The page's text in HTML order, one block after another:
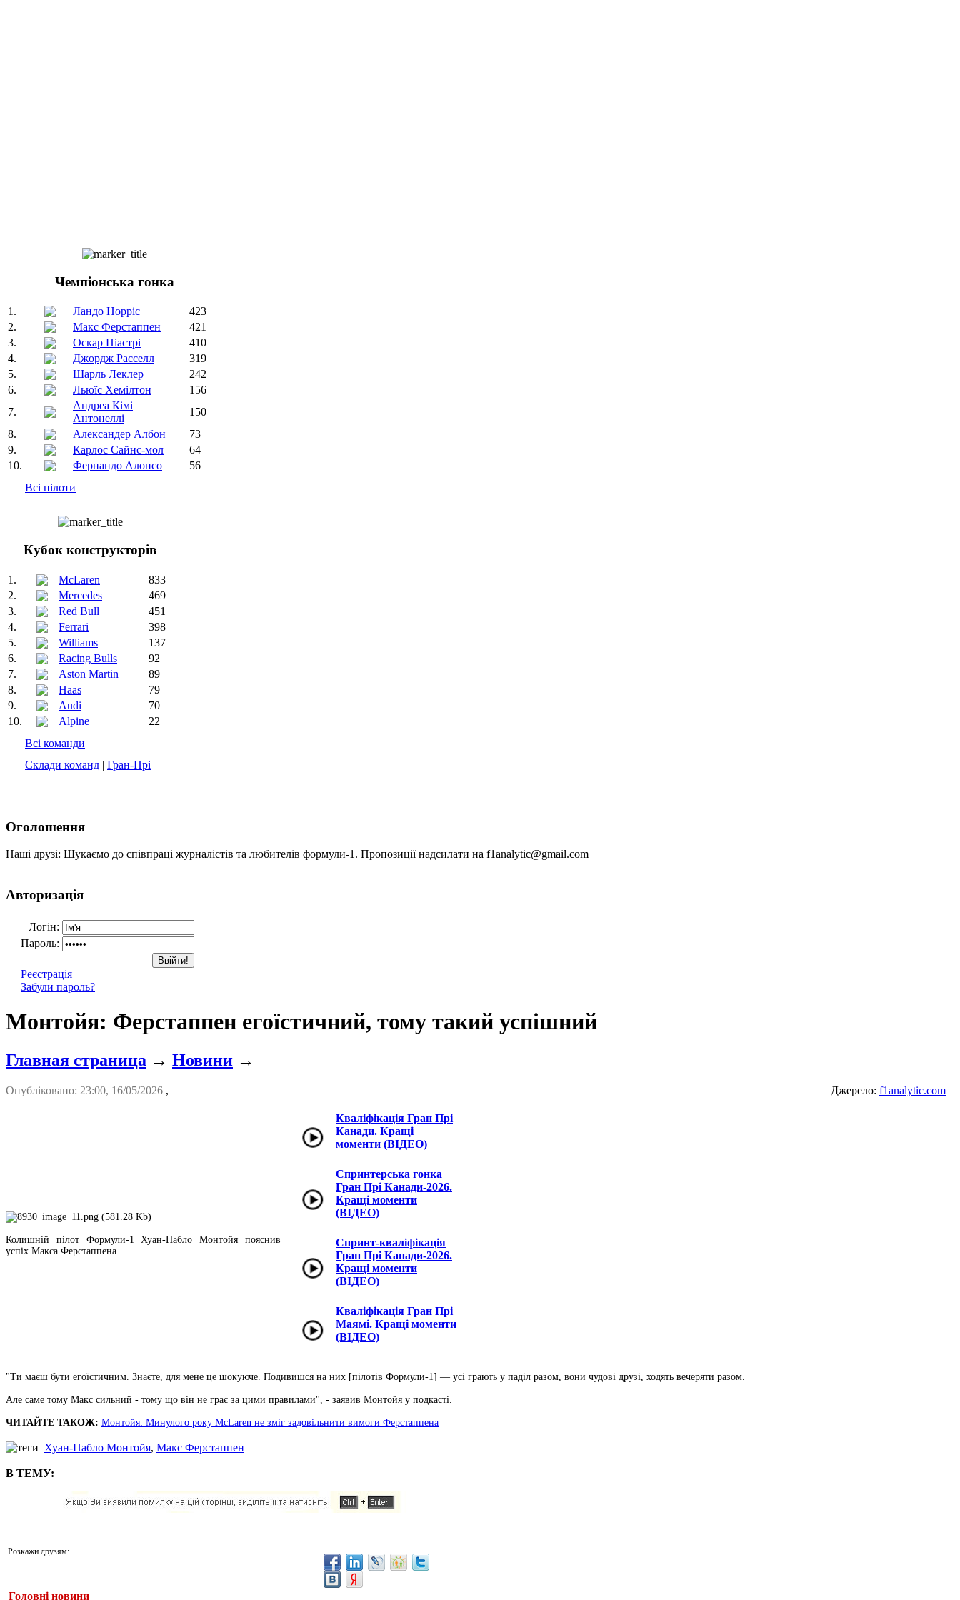
Чемпіонська гонка
1. Ландо Норріс
423
2.
Макс Ферстаппен
421
3.
Оскар Піастрі
410
4.
Джордж Расселл
319
5.
Шарль Леклер
242
6.
Льюїс Хемілтон
156
7.
Андреа Кімі
Антонеллі
150
8.
Александер Албон
73
9.
Карлос Сайнс-мол
64
10.
Фернандо Алонсо
56
Всі пілоти
Кубок конструкторів
1. McLaren
833
2.
Mercedes
469
3.
Red Bull
451
4.
Ferrari
398
5.
Williams
137
6.
Racing Bulls
92
7.
Aston Martin
89
8.
Haas
79
9.
Audi
70
10.
Alpine
22
Всі команди
Склади команд | Гран-Прі
Оголошення
Наші друзі: Шукаємо до співпраці журналістів та любителів формули-1. Пропозиції надсилати на f1analytic@gmail.com
Авторизація
Логін:
Пароль:
Реєстрація
Забули пароль?
Монтойя: Ферстаппен егоїстичний, тому такий успішний
Главная страница → Новини →
Опубліковано: 23:00, 16/05/2026 , Джерело: f1analytic.com
Колишній пілот Формули-1 Хуан-Пабло Монтойя пояснив
успіх Макса Ферстаппена.
Кваліфікація Гран Прі
Канади. Кращі
моменти (ВІДЕО)
Спринтерська гонка
Гран Прі Канади-2026.
Кращі моменти
(ВІДЕО)
Спринт-кваліфікація
Гран Прі Канади-2026.
Кращі моменти
(ВІДЕО)
Кваліфікація Гран Прі
Маямі. Кращі моменти
(ВІДЕО)
"Ти маєш бути егоїстичним. Знаєте, для мене це шокуюче. Подивишся на них [пілотів Формули-1] — усі грають у паділ разом, вони чудові друзі, ходять вечеряти разом.
Але саме тому Макс сильний - тому що він не грає за цими правилами", - заявив Монтойя у подкасті.
ЧИТАЙТЕ ТАКОЖ: Монтойя: Минулого року McLaren не зміг задовільнити вимоги Ферстаппена
Хуан-Пабло Монтойя, Макс Ферстаппен
В ТЕМУ:
Розкажи друзям:
Головні новини